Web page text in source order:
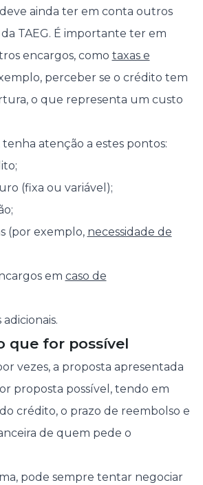
ainda ter em conta outros
TAEG. É importante ter em
encargos, como taxas e
perceber se o crédito tem
o que representa um custo
tenha atenção a estes pontos:
(fixa ou variável);
(por exemplo, necessidade de
em caso de
que for possível
vezes, a proposta apresentada
proposta possível, tendo em
crédito, o prazo de reembolso e
de quem pede o
pode sempre tentar negociar